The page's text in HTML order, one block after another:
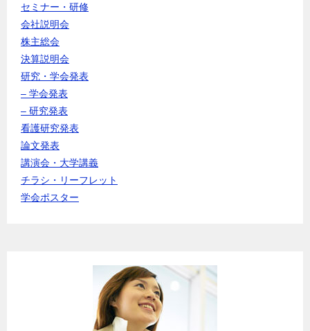
セミナー・研修
会社説明会
株主総会
決算説明会
研究・学会発表
– 学会発表
– 研究発表
看護研究発表
論文発表
講演会・大学講義
チラシ・リーフレット
学会ポスター